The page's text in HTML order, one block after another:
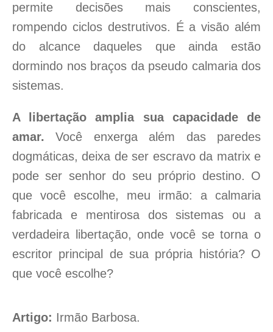
permite decisões mais conscientes,
rompendo ciclos destrutivos. É a visão além
do alcance daqueles que ainda estão
dormindo nos braços da pseudo calmaria dos
sistemas.
A libertação amplia sua capacidade de
amar. Você enxerga além das paredes
dogmáticas, deixa de ser escravo da matrix e
pode ser senhor do seu próprio destino. O
que você escolhe, meu irmão: a calmaria
fabricada e mentirosa dos sistemas ou a
verdadeira libertação, onde você se torna o
escritor principal de sua própria história? O
que você escolhe?
Artigo: Irmão Barbosa.